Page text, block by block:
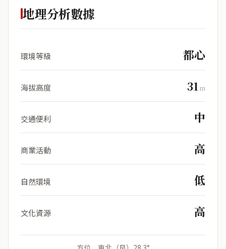
地理分析數據
環境等級 都心
海拔高度 31 m
交通便利 中
商業活動 高
自然環境 低
文化資源 高